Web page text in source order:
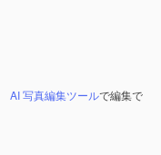
AI 写真編集ツールで編集で